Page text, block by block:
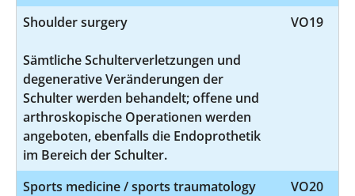
Shoulder surgery
Sämtliche Schulterverletzungen und
degenerative Veränderungen der
Schulter werden behandelt; offene und
arthroskopische Operationen werden
angeboten, ebenfalls die Endoprothetik
im Bereich der Schulter.
VO19
Sports medicine / sports traumatology VO20